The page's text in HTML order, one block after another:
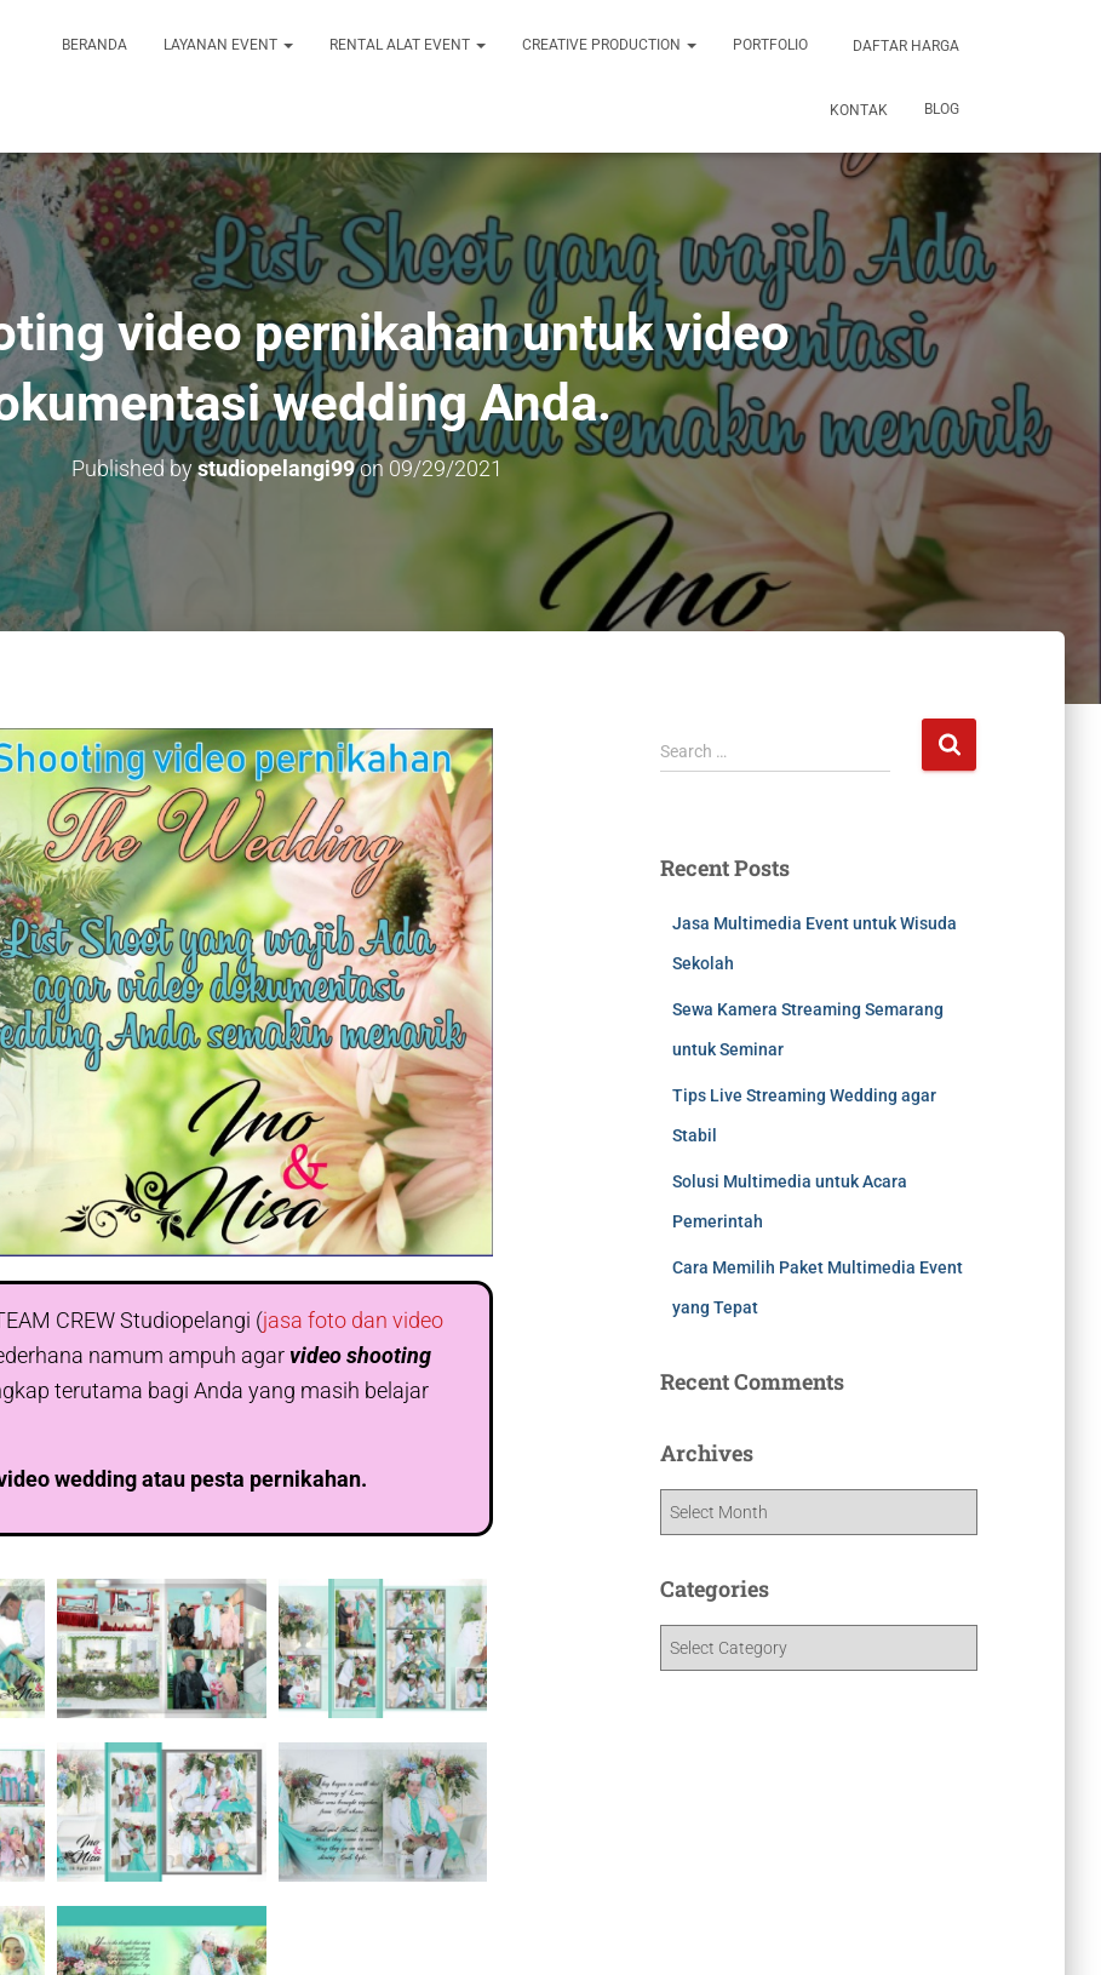
BERANDA LAYANAN EVENT RENTAL ALAT EVENT CREATIVE PRODUCTION PORTFOLIO DAFTAR HARGA
KONTAK BLOG
video pernikahan untuk video
wedding Anda.
Published bystudiopelangi99on 09/29/2021
CREW Studiopelangi (jasa foto dan video
namum ampuh agarvideo shooting
terutama bagi Anda yang masih belajar
wedding atau pesta pernikahan.
Search …
Recent Posts
Jasa Multimedia Event untuk Wisuda
Sekolah
Sewa Kamera Streaming Semarang
untuk Seminar
Tips Live Streaming Wedding agar
Stabil
Solusi Multimedia untuk Acara
Pemerintah
Cara Memilih Paket Multimedia Event
yang Tepat
Recent Comments
Archives
Categories